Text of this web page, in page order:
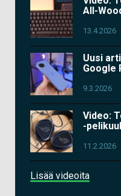
All-
13.4.2026
Uusi
Google
9.3.2026
Video:
-
11.2.2026
Lisää videoita